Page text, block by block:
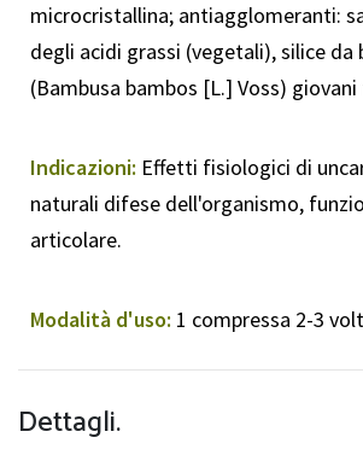
microcristallina; antiagglomeranti:
degli acidi grassi (vegetali), silice da
(Bambusa bambos [L.] Voss)
Indicazioni: Effetti fisiologici di
naturali difese dell'organismo,
articolare.
Modalità d'uso: 1 compressa 2-3
Dettagli.